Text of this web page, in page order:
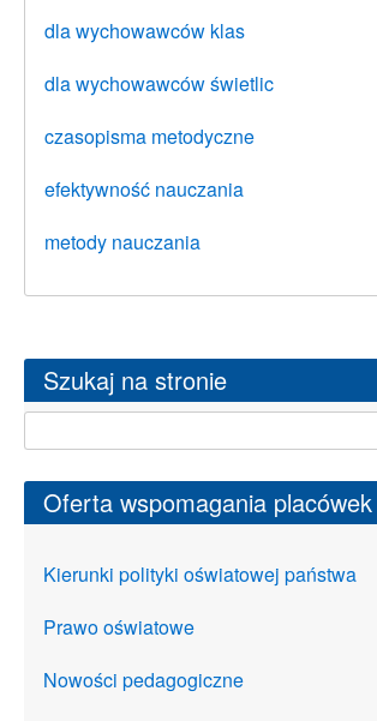
dla wychowawców klas
dla wychowawców świetlic
czasopisma metodyczne
efektywność nauczania
metody nauczania
Szukaj na stronie
Oferta wspomagania placówek
Kierunki polityki oświatowej państwa
Prawo oświatowe
Nowości pedagogiczne